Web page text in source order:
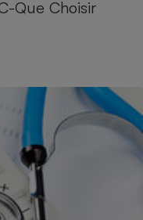
Que Choisir